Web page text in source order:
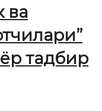
ва
тадбир